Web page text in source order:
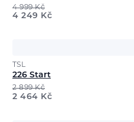
4 999Kč
4 249 Kč
TSL
226 Start
2 899Kč
2 464 Kč